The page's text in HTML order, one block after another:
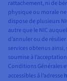
rattachement, ni de
physique ou morale
dispose de plusieurs
autre que le NIC
d’annuler ou de
services obtenus
soumise à
Conditions Générales
accessibles à l’adresse